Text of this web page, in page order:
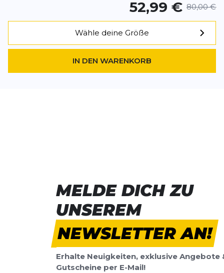
52,99 € 80,00 €
Wähle deine Größe
IN DEN WARENKORB
MELDE DICH ZU
UNSEREM
NEWSLETTER AN!
Erhalte Neuigkeiten, exklusive Angebote
Gutscheine per E-Mail!